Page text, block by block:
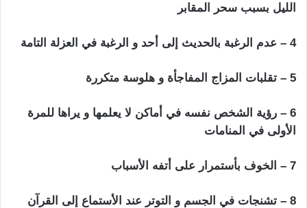
الليل بسبب سحر المقابر
4 – عدم الرغبة بالحديث إلى أحد و الرغبة في العزلة التامة
5 – تقلبات المزاج المفاجأة و هلوسة متكررة
6 – رؤية الشخص نفسه في أماكن لا يعلمها و يراها للمرة
الأولى في المنامات
7 – الخوف بأستمرار على أتفه الأسباب
8 – تشنجات في الجسم و التوتر عند الأستماع إلى القرآن